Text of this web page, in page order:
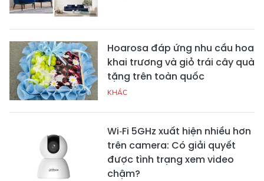
Hoarosa đáp ứng nhu cầu hoa
khai trương và giỏ trái cây quà
tặng trên toàn quốc
KHÁC
Wi‑Fi 5GHz xuất hiện nhiều hơn
trên camera: Có giải quyết
được tình trạng xem video
chậm?